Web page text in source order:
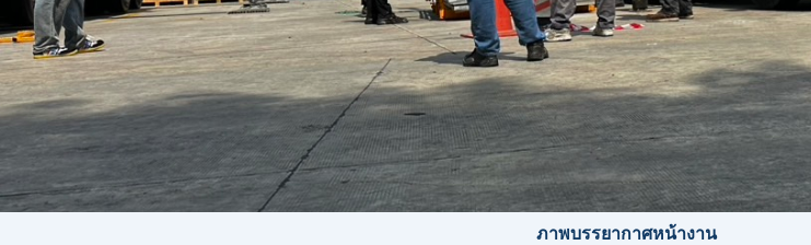
ภาพบรรยากาศหน้างาน